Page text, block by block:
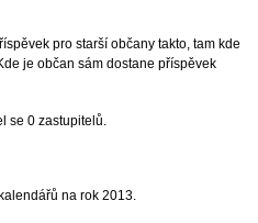
pro starší občany takto, tam kde
je občan sám dostane příspěvek
zdržel se 0 zastupitelů.
kalendářů na rok 2013.